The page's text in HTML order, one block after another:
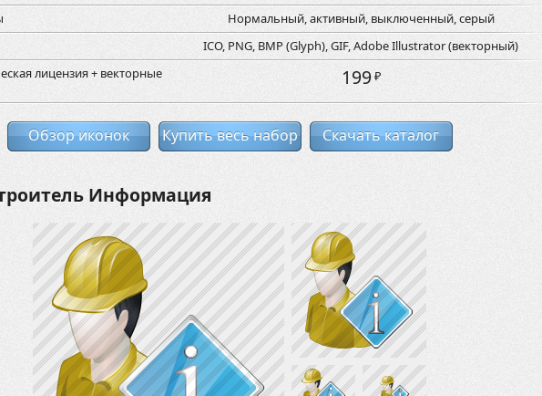
Нормальный, активный, выключенный, серый
ICO, PNG, BMP (Glyph), GIF, Adobe Illustrator (векторный)
лицензия + векторные
199₽
Обзор иконок Купить весь набор Скачать каталог
Информация